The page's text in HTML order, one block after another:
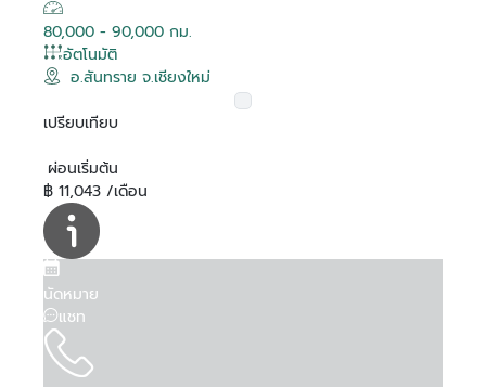
80,000 - 90,000 กม.
อัตโนมัติ
อ.สันทราย จ.เชียงใหม่
เปรียบเทียบ
ผ่อนเริ่มต้น
฿ 11,043 /เดือน
นัดหมาย
แชท